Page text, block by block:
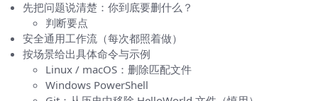
先把问题说清楚：你到底要删什么？
判断要点
安全通用工作流（每次都照着做）
按场景给出具体命令与示例
Linux / macOS：删除匹配文件
Windows PowerShell